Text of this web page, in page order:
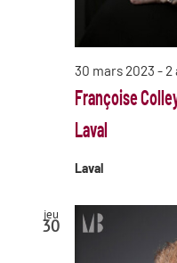
Françoise
Laval
30 mars 2023 - 2
Laval
jeu
30